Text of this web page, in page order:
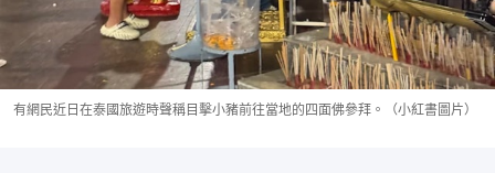
有網民近日在泰國旅遊時聲稱目擊小豬前往當地的四面佛參拜。（小紅書圖片）